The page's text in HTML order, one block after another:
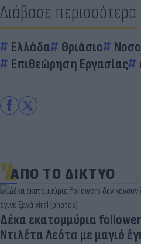
Διάβασε περισσότερα
Ελλάδα Θριάσιο
Επιθεώρηση Εργασίας
ΑΠΟ ΤΟ ΔΙΚΤΥΟ
Δέκα εκατομμύρια
Ντιλέτα Λεότα με μαγιό